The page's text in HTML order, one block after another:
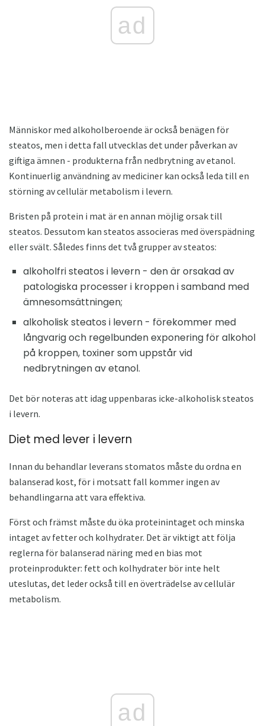
ad
Människor med alkoholberoende är också benägen för
steatos, men i detta fall utvecklas det under påverkan av
giftiga ämnen - produkterna från nedbrytning av etanol.
Kontinuerlig användning av mediciner kan också leda till en
störning av cellulär metabolism i levern.
Bristen på protein i mat är en annan möjlig orsak till
steatos. Dessutom kan steatos associeras med överspädning
eller svält. Således finns det två grupper av steatos:
alkoholfri steatos i levern - den är orsakad av
patologiska processer i kroppen i samband med
ämnesomsättningen;
alkoholisk steatos i levern - förekommer med
långvarig och regelbunden exponering för alkohol
på kroppen, toxiner som uppstår vid
nedbrytningen av etanol.
Det bör noteras att idag uppenbaras icke-alkoholisk steatos
i levern.
Diet med lever i levern
Innan du behandlar leverans stomatos måste du ordna en
balanserad kost, för i motsatt fall kommer ingen av
behandlingarna att vara effektiva.
Först och främst måste du öka proteinintaget och minska
intaget av fetter och kolhydrater. Det är viktigt att följa
reglerna för balanserad näring med en bias mot
proteinprodukter: fett och kolhydrater bör inte helt
uteslutas, det leder också till en överträdelse av cellulär
metabolism.
ad